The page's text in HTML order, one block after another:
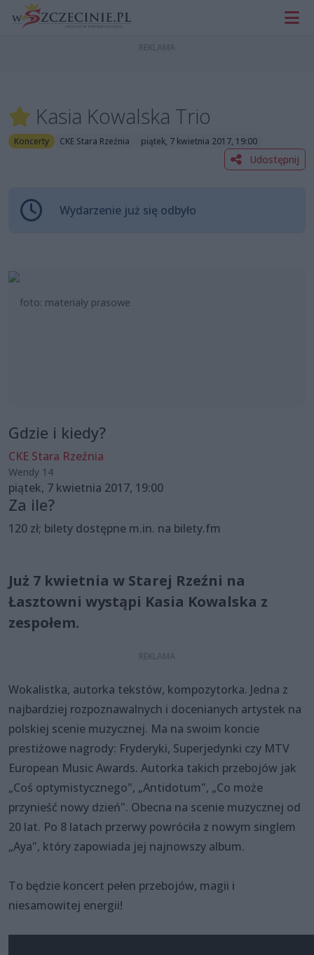
Kasia Kowalska Trio
Koncerty CKE Stara Rzeźnia piątek, 7 kwietnia 2017, 19:00
Udostępnij
Wydarzenie już się odbyło
foto: materiały prasowe
Gdzie i kiedy?
CKE Stara Rzeźnia
Wendy 14
piątek, 7 kwietnia 2017, 19:00
Za ile?
120 zł; bilety dostępne m.in. na bilety.fm
Już 7 kwietnia w Starej Rzeźni na
Łasztowni wystąpi Kasia Kowalska z
zespołem.
Wokalistka, autorka tekstów, kompozytorka. Jedna z
najbardziej rozpoznawalnych i docenianych artystek na
polskiej scenie muzycznej. Ma na swoim koncie
prestiżowe nagrody: Fryderyki, Superjedynki czy MTV
European Music Awards. Autorka takich przebojów jak
„Coś optymistycznego", „Antidotum", „Co może
przynieść nowy dzień". Obecna na scenie muzycznej od
20 lat. Po 8 latach przerwy powróciła z nowym singlem
„Aya", który zapowiada jej najnowszy album.
To będzie koncert pełen przebojów, magii i
niesamowitej energii!